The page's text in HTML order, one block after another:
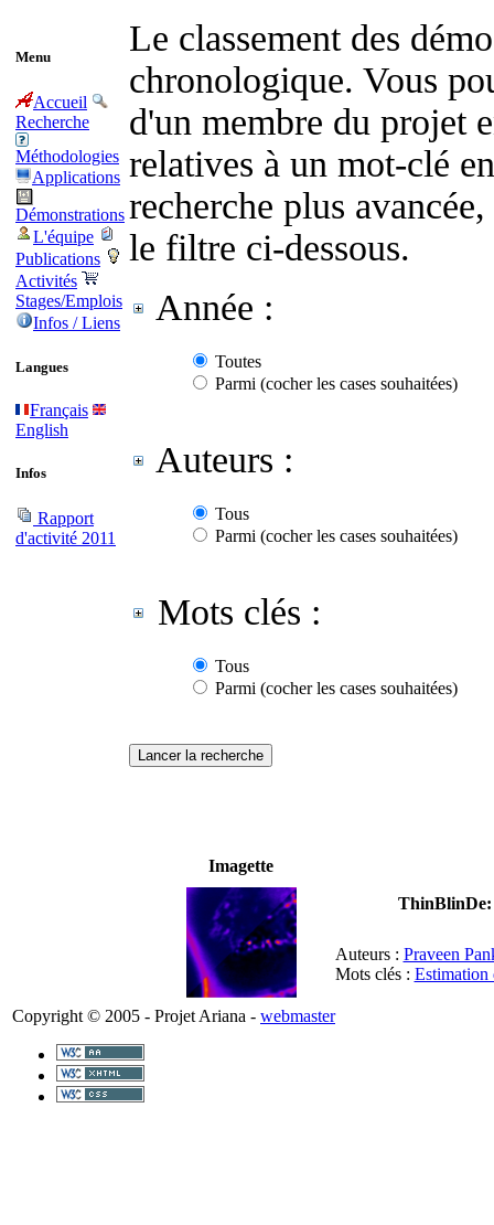
Menu
Accueil
Recherche
Méthodologies
Applications
Démonstrations
L'équipe
Publications
Activités
Stages/Emplois
Infos / Liens
Langues
Français
English
Infos
Rapport
d'activité 2011
Le classement des
chronologique. Vous
d'un membre du projet
relatives à un mot-clé
recherche plus
le filtre ci-dessous.
Année :
Toutes
Parmi (cocher les cases souhaitées)
Auteurs :
Tous
Parmi (cocher les cases souhaitées)
Mots clés :
Tous
Parmi (cocher les cases souhaitées)
Imagette
ThinBlinDe:
Auteurs : Praveen
Mots clés : Estimation
Copyright © 2005 - Projet Ariana - webmaster